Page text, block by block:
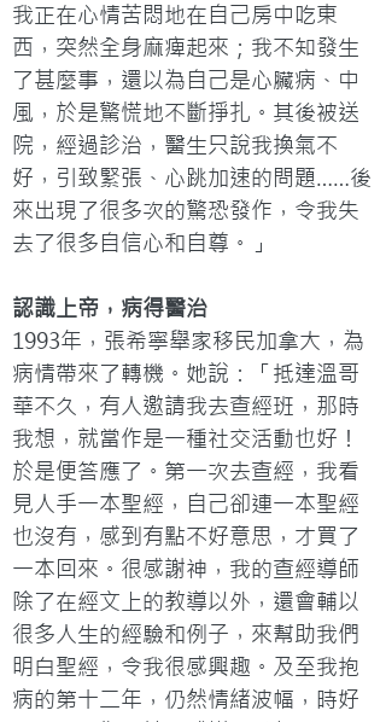
我正在心情苦悶地在自己房中吃東
西，突然全身麻痺起來；我不知發生
了甚麼事，還以為自己是心臟病、中
風，於是驚慌地不斷掙扎。其後被送
院，經過診治，醫生只說我換氣不
好，引致緊張、心跳加速的問題……後
來出現了很多次的驚恐發作，令我失
去了很多自信心和自尊。」
認識上帝，病得醫治
1993年，張希寧舉家移民加拿大，為
病情帶來了轉機。她說：「抵達溫哥
華不久，有人邀請我去查經班，那時
我想，就當作是一種社交活動也好！
於是便答應了。第一次去查經，我看
見人手一本聖經，自己卻連一本聖經
也沒有，感到有點不好意思，才買了
一本回來。很感謝神，我的查經導師
除了在經文上的教導以外，還會輔以
很多人生的經驗和例子，來幫助我們
明白聖經，令我很感興趣。及至我抱
病的第十二年，仍然情緒波幅，時好